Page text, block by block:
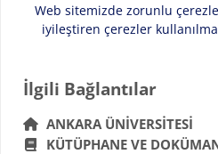
Web sitemizde zorunlu
iyileştiren çerezler
Bloklar
İlgili Bağlantılar 'yı atla
İlgili Bağlantılar
ANKARA ÜNIVERSITESI
KÜTÜPHANE VE